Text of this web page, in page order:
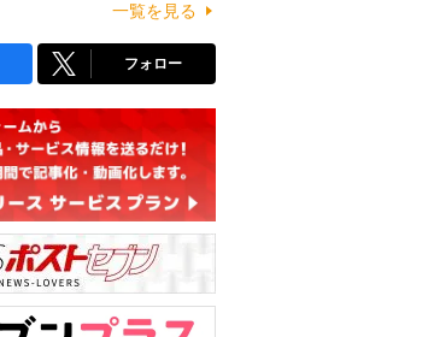
一覧を見る
フォロー